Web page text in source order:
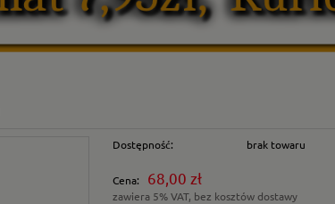
Dostępność: brak towaru
Cena: 68,00 zł
zawiera 5% VAT, bez kosztów dostawy